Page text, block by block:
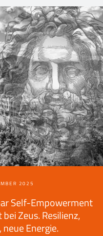
2025
Self-Empowerment
Zeus. Resilienz,
neue Energie.